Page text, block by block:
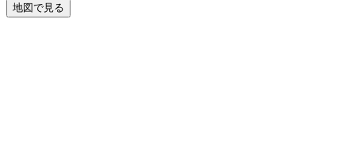
地図で見る